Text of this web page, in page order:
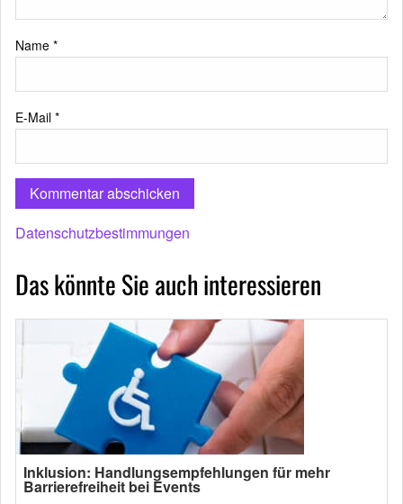
Name *
E-Mail *
Datenschutzbestimmungen
Das könnte Sie auch interessieren
Inklusion: Handlungsempfehlungen für mehr
Barrierefreiheit bei Events